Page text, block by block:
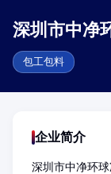
深圳市中净
包工包料
企业简介
深圳市中净环